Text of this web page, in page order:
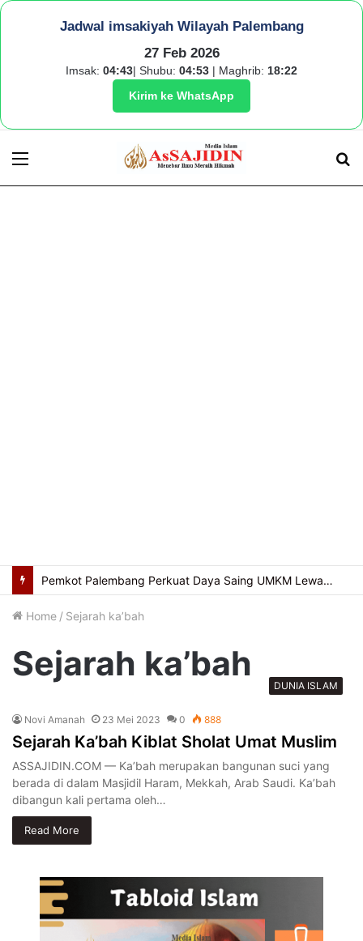
Jadwal imsakiyah Wilayah Palembang
27 Feb 2026
Imsak: 04:43| Shubu: 04:53 | Maghrib: 18:22
Kirim ke WhatsApp
Menu
Pemkot Palembang Perkuat Daya Saing UMKM Lewat Seminar Transformasi Digital
Home / Sejarah ka’bah
Sejarah ka’bah
DUNIA ISLAM
Novi Amanah 23 Mei 2023 0 888
Sejarah Ka’bah Kiblat Sholat Umat Muslim
ASSAJIDIN.COM — Ka’bah merupakan bangunan suci yang
berada di dalam Masjidil Haram, Mekkah, Arab Saudi. Ka’bah
dibangun kali pertama oleh…
Read More